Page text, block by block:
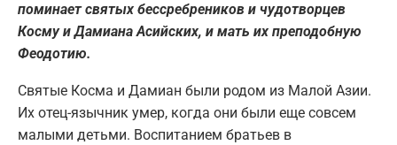
поминает святых бессребреников и чудотворцев
Косму и Дамиана Асийских, и мать их преподобную
Феодотию.
Святые Косма и Дамиан были родом из Малой Азии.
Их отец-язычник умер, когда они были еще совсем
малыми детьми. Воспитанием братьев в